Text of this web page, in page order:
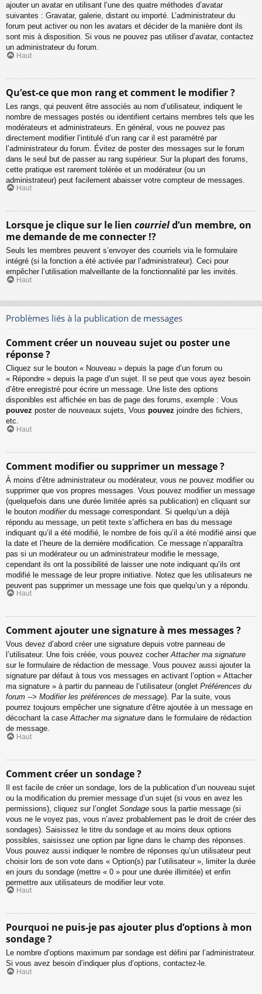
ajouter un avatar en utilisant l’une des quatre méthodes d’avatar
suivantes : Gravatar, galerie, distant ou importé. L’administrateur du
forum peut activer ou non les avatars et décider de la manière dont ils
sont mis à disposition. Si vous ne pouvez pas utiliser d’avatar, contactez
un administrateur du forum.
Haut
Qu’est-ce que mon rang et comment le modifier ?
Les rangs, qui peuvent être associés au nom d’utilisateur, indiquent le
nombre de messages postés ou identifient certains membres tels que les
modérateurs et administrateurs. En général, vous ne pouvez pas
directement modifier l’intitulé d’un rang car il est paramétré par
l’administrateur du forum. Évitez de poster des messages sur le forum
dans le seul but de passer au rang supérieur. Sur la plupart des forums,
cette pratique est rarement tolérée et un modérateur (ou un
administrateur) peut facilement abaisser votre compteur de messages.
Haut
Lorsque je clique sur le lien courrield’un membre, on
me demande de me connecter !?
Seuls les membres peuvent s’envoyer des courriels via le formulaire
intégré (si la fonction a été activée par l’administrateur). Ceci pour
empêcher l’utilisation malveillante de la fonctionnalité par les invités.
Haut
Problèmes liés à la publication de messages
Comment créer un nouveau sujet ou poster une
réponse ?
Cliquez sur le bouton « Nouveau » depuis la page d’un forum ou
« Répondre » depuis la page d’un sujet. Il se peut que vous ayez besoin
d’être enregistré pour écrire un message. Une liste des options
disponibles est affichée en bas de page des forums, exemple : Vous
pouvez poster de nouveaux sujets, Vous pouvez joindre des fichiers,
etc.
Haut
Comment modifier ou supprimer un message ?
À moins d’être administrateur ou modérateur, vous ne pouvez modifier ou
supprimer que vos propres messages. Vous pouvez modifier un message
(quelquefois dans une durée limitée après sa publication) en cliquant sur
le bouton modifierdu message correspondant. Si quelqu’un a déjà
répondu au message, un petit texte s’affichera en bas du message
indiquant qu’il a été modifié, le nombre de fois qu’il a été modifié ainsi que
la date et l’heure de la dernière modification. Ce message n’apparaîtra
pas si un modérateur ou un administrateur modifie le message,
cependant ils ont la possibilité de laisser une note indiquant qu’ils ont
modifié le message de leur propre initiative. Notez que les utilisateurs ne
peuvent pas supprimer un message une fois que quelqu’un y a répondu.
Haut
Comment ajouter une signature à mes messages ?
Vous devez d’abord créer une signature depuis votre panneau de
l’utilisateur. Une fois créée, vous pouvez cocherAttacher ma signature
sur le formulaire de rédaction de message. Vous pouvez aussi ajouter la
signature par défaut à tous vos messages en activant l’option « Attacher
ma signature » à partir du panneau de l’utilisateur (onglet Préférences du
forum --> Modifier les préférences de message). Par la suite, vous
pourrez toujours empêcher une signature d’être ajoutée à un message en
décochant la caseAttacher ma signature dans le formulaire de rédaction
de message.
Haut
Comment créer un sondage ?
Il est facile de créer un sondage, lors de la publication d’un nouveau sujet
ou la modification du premier message d’un sujet (si vous en avez les
permissions), cliquez sur l’onglet Sondage sous la partie message (si
vous ne le voyez pas, vous n’avez probablement pas le droit de créer des
sondages). Saisissez le titre du sondage et au moins deux options
possibles, saisissez une option par ligne dans le champ des réponses.
Vous pouvez aussi indiquer le nombre de réponses qu’un utilisateur peut
choisir lors de son vote dans « Option(s) par l’utilisateur », limiter la durée
en jours du sondage (mettre « 0 » pour une durée illimitée) et enfin
permettre aux utilisateurs de modifier leur vote.
Haut
Pourquoi ne puis-je pas ajouter plus d’options à mon
sondage ?
Le nombre d’options maximum par sondage est défini par l’administrateur.
Si vous avez besoin d’indiquer plus d’options, contactez-le.
Haut